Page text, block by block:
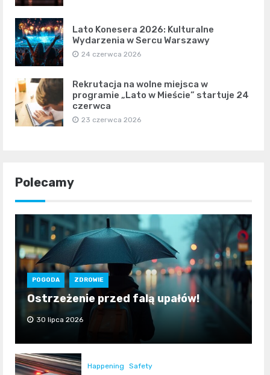
Lato Konesera 2026: Kulturalne
Wydarzenia w Sercu Warszawy
24 czerwca 2026
Rekrutacja na wolne miejsca w
programie „Lato w Mieście” startuje 24
czerwca
23 czerwca 2026
Polecamy
POGODA ZDROWIE
Ostrzeżenie przed falą upałów!
30 lipca 2026
Happening Safety